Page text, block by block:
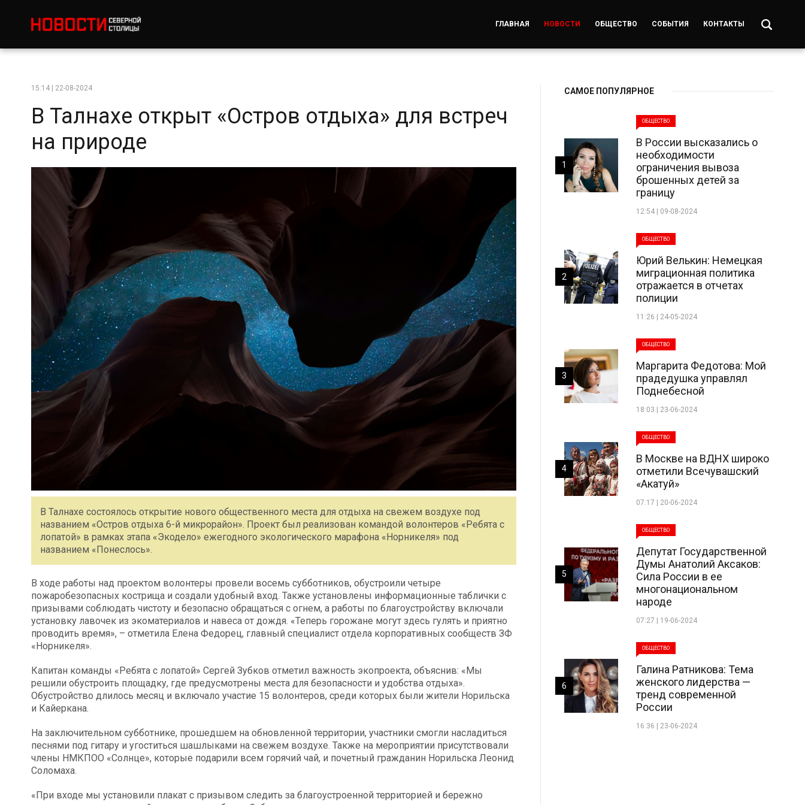
ГЛАВНАЯ НОВОСТИ ОБЩЕСТВО СОБЫТИЯ КОНТАКТЫ
15:14 | 22-08-2024
В Талнахе открыт «Остров отдыха» для встреч
на природе
В Талнахе состоялось открытие нового общественного места для отдыха на свежем воздухе под
названием «Остров отдыха 6-й микрорайон». Проект был реализован командой волонтеров «Ребята с
лопатой» в рамках этапа «Экодело» ежегодного экологического марафона «Норникеля» под
названием «Понеслось».
В ходе работы над проектом волонтеры провели восемь субботников, обустроили четыре
пожаробезопасных кострища и создали удобный вход. Также установлены информационные таблички с
призывами соблюдать чистоту и безопасно обращаться с огнем, а работы по благоустройству включали
установку лавочек из экоматериалов и навеса от дождя. «Теперь горожане могут здесь гулять и приятно
проводить время», – отметила Елена Федорец, главный специалист отдела корпоративных сообществ ЗФ
«Норникеля».
Капитан команды «Ребята с лопатой» Сергей Зубков отметил важность экопроекта, объяснив: «Мы
решили обустроить площадку, где предусмотрены места для безопасности и удобства отдыха».
Обустройство длилось месяц и включало участие 15 волонтеров, среди которых были жители Норильска
и Кайеркана.
На заключительном субботнике, прошедшем на обновленной территории, участники смогли насладиться
песнями под гитару и угоститься шашлыками на свежем воздухе. Также на мероприятии присутствовали
члены НМКПОО «Солнце», которые подарили всем горячий чай, и почетный гражданин Норильска Леонид
Соломаха.
«При входе мы установили плакат с призывом следить за благоустроенной территорией и бережно
САМОЕ ПОПУЛЯРНОЕ
ОБЩЕСТВО
В России высказались о
необходимости
ограничения вывоза
брошенных детей за
границу
12:54 | 09-08-2024
1
ОБЩЕСТВО
Юрий Велькин: Немецкая
миграционная политика
отражается в отчетах
полиции
11:26 | 24-05-2024
2
ОБЩЕСТВО
Маргарита Федотова: Мой
прадедушка управлял
Поднебесной
18:03 | 23-06-2024
3
ОБЩЕСТВО
В Москве на ВДНХ широко
отметили Всечувашский
«Акатуй»
07:17 | 20-06-2024
4
ОБЩЕСТВО
Депутат Государственной
Думы Анатолий Аксаков:
Сила России в ее
многонациональном
народе
07:27 | 19-06-2024
5
ОБЩЕСТВО
Галина Ратникова: Тема
женского лидерства —
тренд современной
России
16:36 | 23-06-2024
6